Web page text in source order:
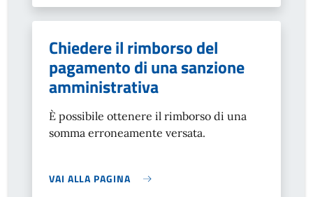
Chiedere il rimborso del
pagamento di una sanzione
amministrativa
È possibile ottenere il rimborso di una
somma erroneamente versata.
VAI ALLA PAGINA